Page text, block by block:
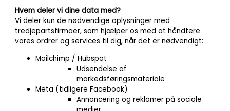
Hvem deler vi dine data med?
Vi deler kun de nødvendige oplysninger med
tredjepartsfirmaer, som hjælper os med at håndtere
vores ordrer og services til dig, når det er nødvendigt:
Mailchimp / Hubspot
Udsendelse af
markedsføringsmateriale
Meta (tidligere Facebook)
Annoncering og reklamer på sociale